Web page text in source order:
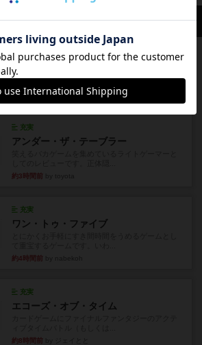
会員の新しい投稿
花火：スターマイン
自分のカードは見えず他のプレイヤーのカードが
17分前by mob567
充実
アンダー・ザ・テーブラー
約3時間前
充実
ワン・トゥ・ファイブ
約4時間前
充実
エコーズ・オブ・タイム
約8時間前